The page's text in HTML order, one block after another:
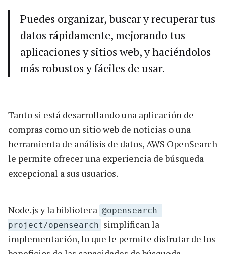
Puedes organizar, buscar y recuperar tus
datos rápidamente, mejorando tus
aplicaciones y sitios web, y haciéndolos
más robustos y fáciles de usar.
Tanto si está desarrollando una aplicación de
compras como un sitio web de noticias o una
herramienta de análisis de datos, AWS OpenSearch
le permite ofrecer una experiencia de búsqueda
excepcional a sus usuarios.
Node.js y la biblioteca @opensearch-
project/opensearch simplifican la
implementación, lo que le permite disfrutar de los